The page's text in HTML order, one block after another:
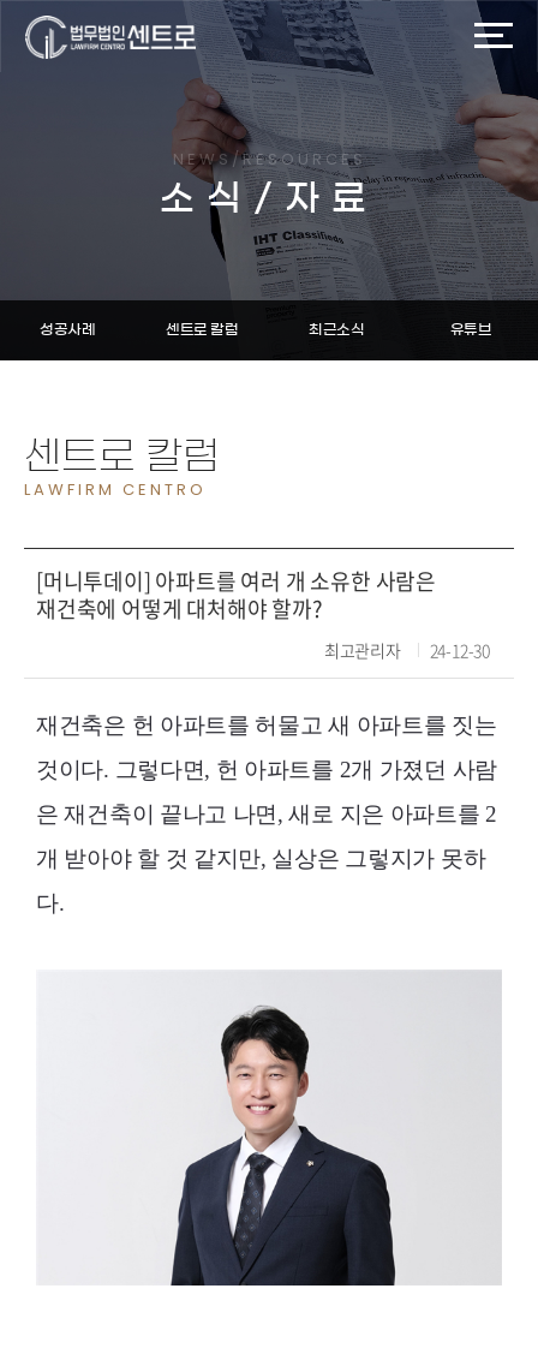
NEWS/RESOURCES
소식/자료
성공사례 센트로 칼럼 최근소식 유튜브
센트로 칼럼
[머니투데이] 아파트를 여러 개 소유한 사람은
재건축에 어떻게 대처해야 할까?
최고관리자 24-12-30
재건축은 헌 아파트를 허물고 새 아파트를 짓는
것이다. 그렇다면, 헌 아파트를 2개 가졌던 사람
은 재건축이 끝나고 나면, 새로 지은 아파트를 2
개 받아야 할 것 같지만, 실상은 그렇지가 못하
다.